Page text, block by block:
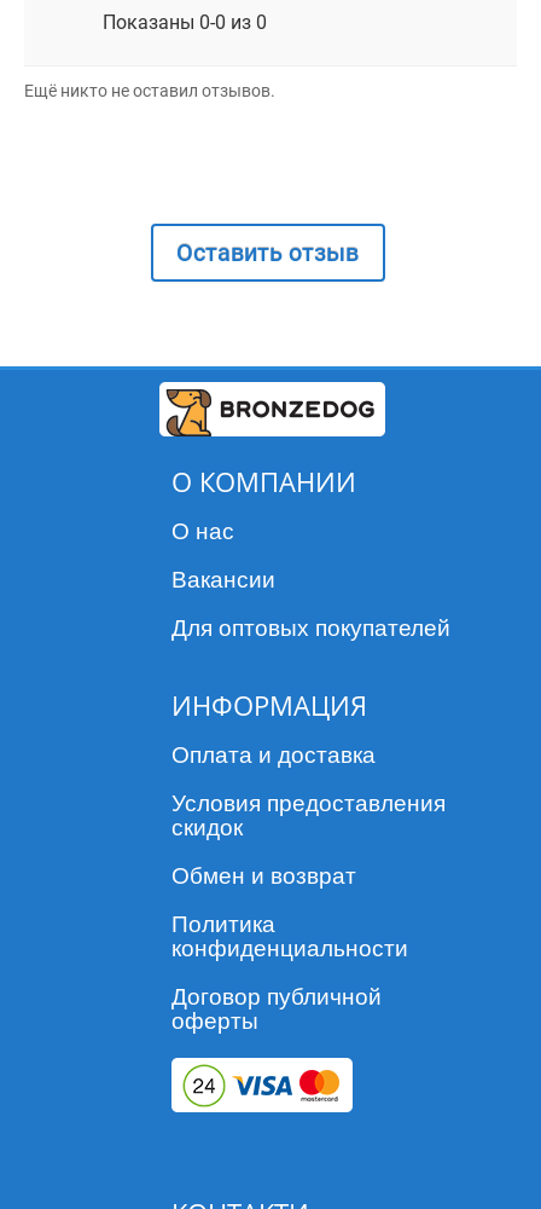
Показаны 0-0 из 0
Ещё никто не оставил отзывов.
Оставить отзыв
О КОМПАНИИ
О нас
Вакансии
Для оптовых покупателей
ИНФОРМАЦИЯ
Оплата и доставка
Условия предоставления
скидок
Обмен и возврат
Политика
конфиденциальности
Договор публичной
оферты